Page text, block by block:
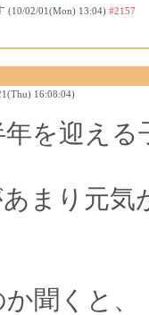
(10/02/01(Mon) 13:04) #2157
16:08:04)
年を迎える
まり元
か聞くと